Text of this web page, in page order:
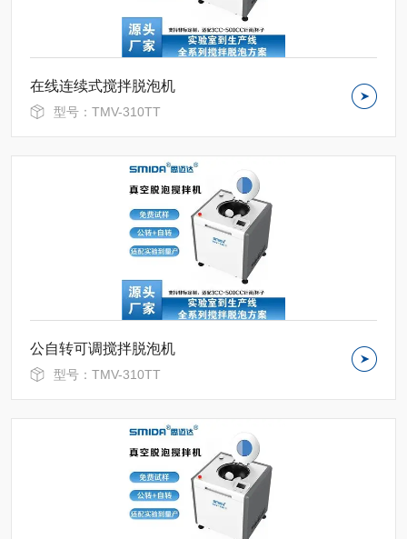
在线连续式搅拌脱泡机
型号：TMV-310TT
公自转可调搅拌脱泡机
型号：TMV-310TT